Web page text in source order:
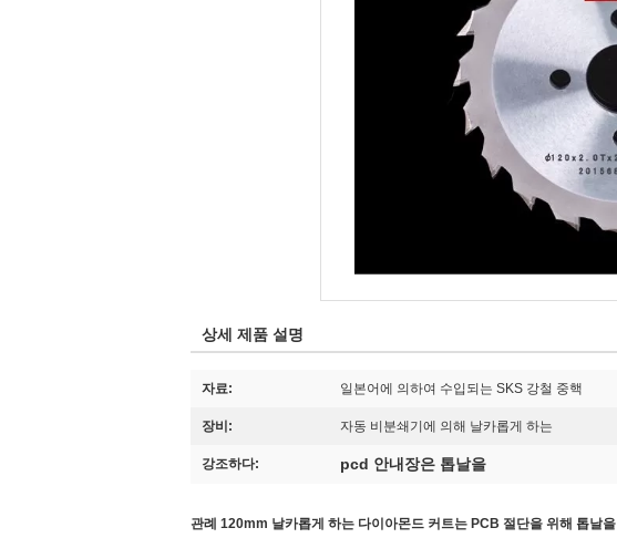
상세 제품 설명
자료: 일본어에 의하여 수입되는 SKS 강철 중핵
장비: 자동 비분쇄기에 의해 날카롭게 하는
강조하다: pcd 안내장은 톱날을
관례 120mm 날카롭게 하는 다이아몬드 커트는 PCB 절단을 위해 톱날을